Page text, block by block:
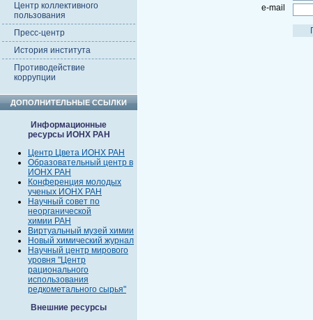
Центр коллективного
пользования
Пресс-центр
История института
Противодействие
коррупции
ДОПОЛНИТЕЛЬНЫЕ ССЫЛКИ
Информационные
ресурсы ИОНХ РАН
Центр Цвета ИОНХ РАН
Образовательный центр в
ИОНХ РАН
Конференция молодых
ученых ИОНХ РАН
Научный совет по
неорганической
химии РАН
Виртуальный музей химии
Новый химический журнал
Научный центр мирового
уровня "Центр
рационального
использования
редкометального сырья"
Внешние ресурсы
e-mail